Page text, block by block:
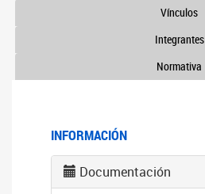
Vínculos
Integrantes
Normativa
INFORMACIÓN
Documentación